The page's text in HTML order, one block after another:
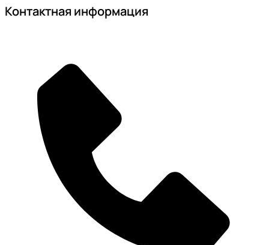
Контактная информация